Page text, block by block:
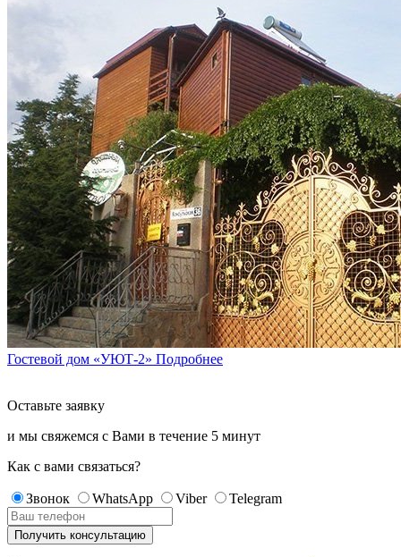
Гостевой дом «УЮТ-2» Подробнее
Оставьте заявку
и мы свяжемся с Вами в течение 5 минут
Как с вами связаться?
Звонок WhatsApp Viber Telegram